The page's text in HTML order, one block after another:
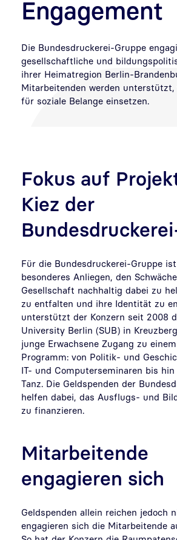
Engagement
Die Bundesdruckerei-Gruppe
gesellschaftliche und
ihrer Heimatregion Berlin-
Mitarbeitenden werden unterstützt,
für soziale Belange einsetzen.
Fokus auf
Kiez der
Für die Bundesdruckerei-Gruppe
besonderes Anliegen, den
Gesellschaft nachhaltig dabei zu
zu entfalten und ihre Identität zu
unterstützt der Konzern seit 2008
University Berlin (SUB) in
junge Erwachsene Zugang zu
Programm: von Politik- und
IT- und Computerseminaren bis
Tanz. Die Geldspenden der
helfen dabei, das Ausflugs- und
zu finanzieren.
Mitarbeitende
engagieren sich
Geldspenden allein reichen jedoch
engagieren sich die Mitarbeitende